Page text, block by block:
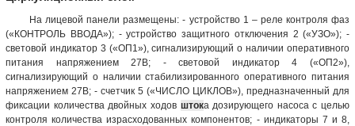
На лицевой панели размещены: - устройство 1 – реле контроля фаз
(«КОНТРОЛЬ ВВОДА»); - устройство защитного отключения 2 («УЗО»); -
световой индикатор 3 («ОП1»), сигнализирующий о наличии оперативного
питания напряжением 27В; - световой индикатор 4 («ОП2»),
сигнализирующий о наличии стабилизированного оперативного питания
напряжением 27В; - счетчик 5 («ЧИСЛО ЦИКЛОВ»), предназначенный для
фиксации количества двойных ходов штока дозирующего насоса с целью
контроля количества израсходованных компонентов; - индикаторы 7 и 8,